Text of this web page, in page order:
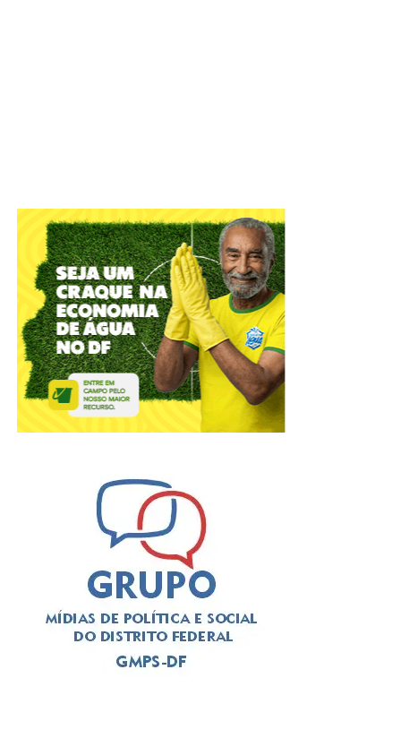
As contratações poderão ocorrer em regime
indeterminado, conforme a necessidade das unidades
administradas pelo instituto. As cargas horárias mínimas
variam entre 24 e 36 horas semanais.
Os cargos oferecem benefícios como auxílio-transporte,
alimentação para jornadas superiores a seis horas,
auxílio-saúde, clube de benefícios com descontos em
estabelecimentos parceiros, abono semestral, folga no
mês de aniversário, folga para acompanhamento de
paternidade estendidos e auxílio-funeral, conforme os
normativos internos e os acordos coletivos de trabalho.
ADVERTISEMENT